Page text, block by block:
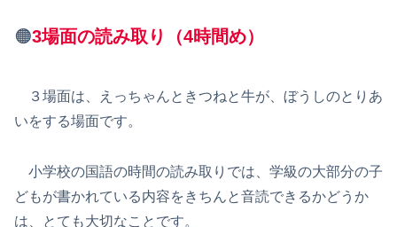
🟠3場面の読み取り（4時間め）
３場面は、えっちゃんときつねと牛が、ぼうしのとりあ
いをする場面です。
小学校の国語の時間の読み取りでは、学級の大部分の子
どもが書かれている内容をきちんと音読できるかどうか
は、とても大切なことです。